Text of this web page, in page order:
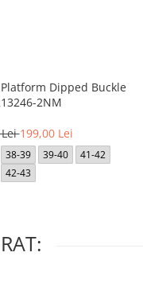
Dipped Buckle
2NM
Lei199,00 Lei
38-39 39-40
41-42
42-43